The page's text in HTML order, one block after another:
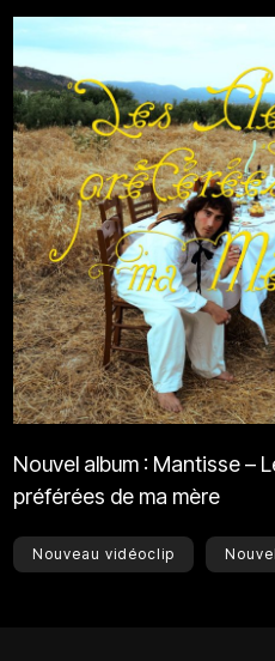
Nouvel album : Mantisse –
préférées de ma mère
Nouveau vidéoclip